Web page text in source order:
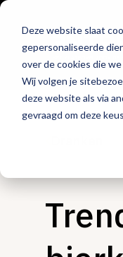
Deze website slaat
gepersonaliseerde
over de cookies die
Wij volgen je
deze website als via
gevraagd om deze